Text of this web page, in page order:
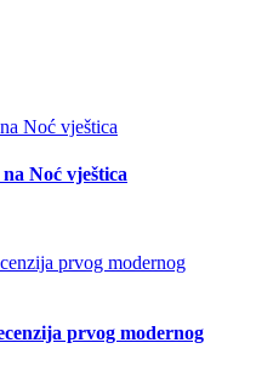
Noć vještica
prvog modernog